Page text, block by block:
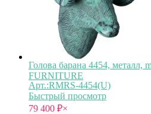
Голова барана 4454, металл,
FURNITURE
Арт.:RMRS-4454(U)
Быстрый просмотр
79 400 ₽×